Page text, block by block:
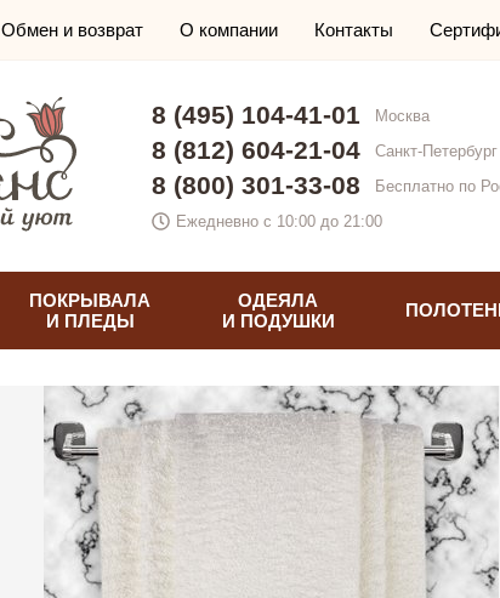
Обмен и возврат О компании Контакты
8 (495) 104-41-01 Москва
8 (812) 604-21-04 Санкт-Петербург
8 (800) 301-33-08
Бесплатно по
Ежедневно с 10:00 до 21:00
ПОКРЫВАЛА
И ПЛЕДЫ
ОДЕЯЛА
И ПОДУШКИ